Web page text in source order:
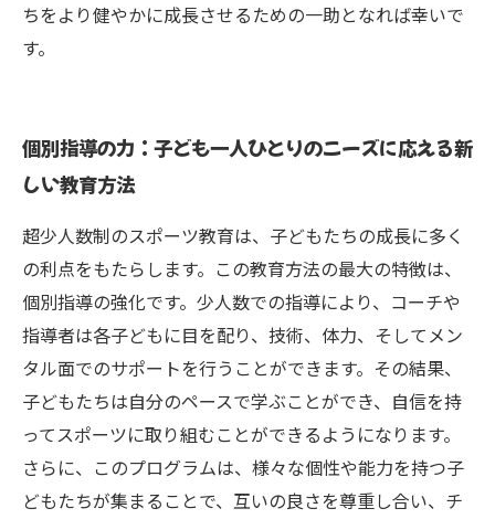
ちをより健やかに成長させるための一助となれば幸いで
す。
個別指導の力：子ども一人ひとりのニーズに応える新
しい教育方法
超少人数制のスポーツ教育は、子どもたちの成長に多く
の利点をもたらします。この教育方法の最大の特徴は、
個別指導の強化です。少人数での指導により、コーチや
指導者は各子どもに目を配り、技術、体力、そしてメン
タル面でのサポートを行うことができます。その結果、
子どもたちは自分のペースで学ぶことができ、自信を持
ってスポーツに取り組むことができるようになります。
さらに、このプログラムは、様々な個性や能力を持つ子
どもたちが集まることで、互いの良さを尊重し合い、チ